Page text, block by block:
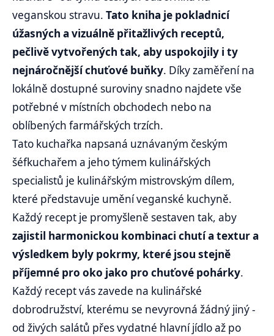
veganskou stravu. Tato kniha je pokladnicí
úžasných a vizuálně přitažlivých receptů,
pečlivě vytvořených tak, aby uspokojily i ty
nejnáročnější chuťové buňky. Díky zaměření na
lokálně dostupné suroviny snadno najdete vše
potřebné v místních obchodech nebo na
oblíbených farmářských trzích.
Tato kuchařka napsaná uznávaným českým
šéfkuchařem a jeho týmem kulinářských
specialistů je kulinářským mistrovským dílem,
které představuje umění veganské kuchyně.
Každý recept je promyšleně sestaven tak, aby
zajistil harmonickou kombinaci chutí a textur a
výsledkem byly pokrmy, které jsou stejně
příjemné pro oko jako pro chuťové pohárky.
Každý recept vás zavede na kulinářské
dobrodružství, kterému se nevyrovná žádný jiný -
od živých salátů přes vydatné hlavní jídlo až po